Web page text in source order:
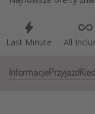
Last Minute All
Wakacje
InformacjePrzyjazd